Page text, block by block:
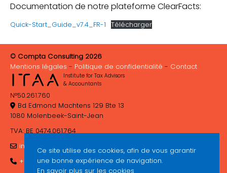
Documentation de notre plateforme ClearFacts:
Quick-Start_Guide_v7.4_FR-1 Télécharger
© Compta Consulting 2026
Mentions légales
Politique de confidentialité Contact
Institute for Tax Advisors
& Accountants
N°50.261.760
Bd Edmond Machtens 129 Bte 13
1080 Molenbeek-Saint-Jean
TVA: BE 0474.061.764
info@comptaconsulting.be
+32 (0)2 410 37 67
Ce site utilise des cookies, afin de vous garantir
une bonne expérience de navigation.
En savoir plus sur les cookies